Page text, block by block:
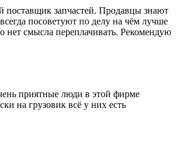
поставщик запчастей. Продавцы знают
посоветуют по делу на чём лучше
нет смысла переплачивать. Рекомендую
приятные люди в этой фирме
на грузовик всё у них есть